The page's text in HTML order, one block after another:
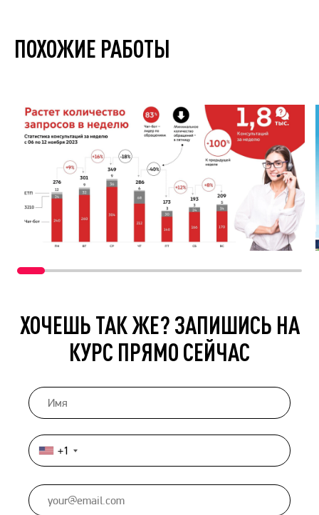
ПОХОЖИЕ РАБОТЫ
ХОЧЕШЬ ТАК ЖЕ? ЗАПИШИСЬ НА
КУРС ПРЯМО СЕЙЧАС
United
States
+1
+1